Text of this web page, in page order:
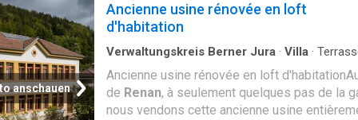
einem schönen Garten und 2 Garagen und
Abstellraum ist dieses Objekt eine sehr
Gelegenheit.Unbedingt besuchen
anschauen
Ancienne usine rénovée en loft
d'habitation
Verwaltungskreis Berner Jura · Villa ·
Ancienne usine rénovée en loft
de Renan, à seulement quelques pas de la
nous vendons cette ancienne usine